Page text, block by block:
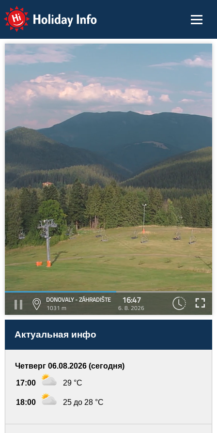
Holiday Info
DONOVALY - ZÁHRADIŠTE
1031 m
16:47
6. 8. 2026
Актуальная инфо
Четверг 06.08.2026 (сегодня)
17:00 29 °C
18:00 25 до 28 °C